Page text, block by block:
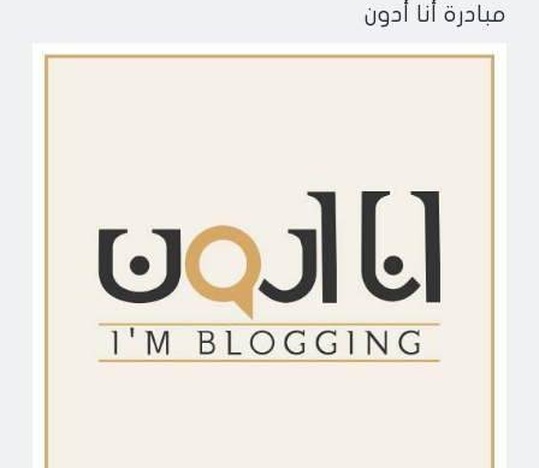
مبادرة أنا أدون